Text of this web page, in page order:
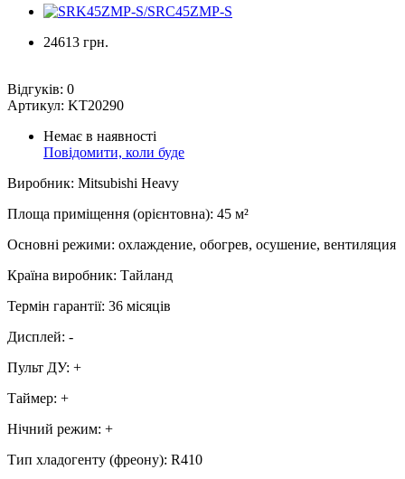
24613 грн.
Відгуків: 0
Артикул: KT20290
Немає в наявності
Повідомити, коли буде
Виробник: Mitsubishi Heavy
Площа приміщення (орієнтовна): 45 м²
Основні режими: охлаждение, обогрев, осушение, вентиляция
Країна виробник: Тайланд
Термін гарантії: 36 місяців
Дисплей: -
Пульт ДУ: +
Таймер: +
Нічний режим: +
Тип хладогенту (фреону): R410